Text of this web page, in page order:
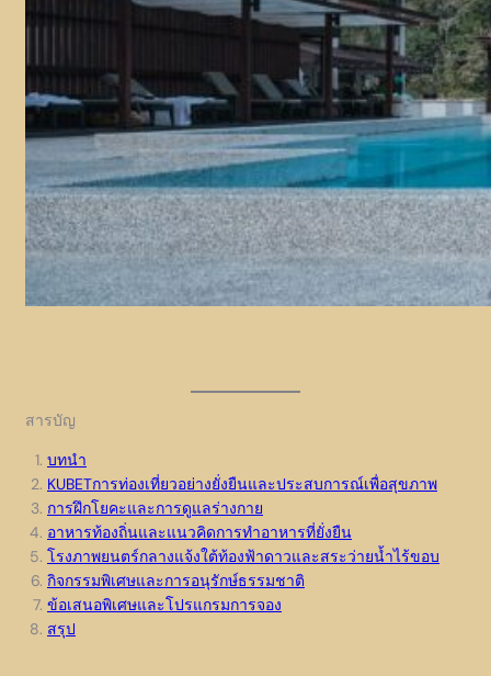
สารบัญ
บทนำ
KUBETการท่องเที่ยวอย่างยั่งยืนและประสบการณ์เพื่อสุขภาพ
การฝึกโยคะและการดูแลร่างกาย
อาหารท้องถิ่นและแนวคิดการทำอาหารที่ยั่งยืน
โรงภาพยนตร์กลางแจ้งใต้ท้องฟ้าดาวและสระว่ายน้ำไร้ขอบ
กิจกรรมพิเศษและการอนุรักษ์ธรรมชาติ
ข้อเสนอพิเศษและโปรแกรมการจอง
สรุป